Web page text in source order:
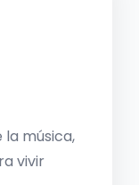
música,
vivir